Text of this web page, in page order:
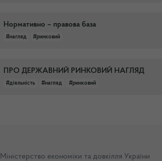
Нормативно – правова база
#нагляд #ринковий
ПРО ДЕРЖАВНИЙ РИНКОВИЙ НАГЛЯД
#діяльність #нагляд #ринковий
Міністерство економіки та довкілля України